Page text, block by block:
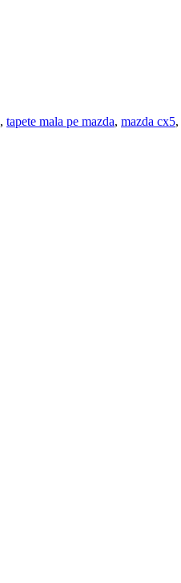
, tapete mala pe mazda, mazda cx5,